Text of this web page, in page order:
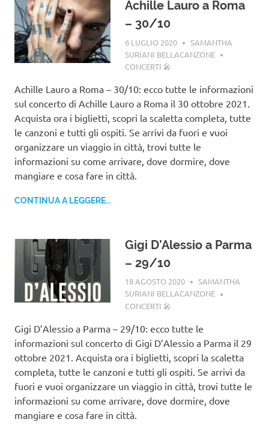
Achille Lauro a Roma
– 30/10
6 LUGLIO 2020
SAMANTHA
SURIANI BELLACANZONE
CONCERTI 🎤
Achille Lauro a Roma – 30/10: ecco tutte le informazioni
sul concerto di Achille Lauro a Roma il 30 ottobre 2021.
Acquista ora i biglietti, scopri la scaletta completa, tutte
le canzoni e tutti gli ospiti. Se arrivi da fuori e vuoi
organizzare un viaggio in città, trovi tutte le
informazioni su come arrivare, dove dormire, dove
mangiare e cosa fare in città.
CONTINUA A LEGGERE...
Gigi D’Alessio a Parma
– 29/10
18 AGOSTO 2020
SAMANTHA
SURIANI BELLACANZONE
CONCERTI 🎤
Gigi D’Alessio a Parma – 29/10: ecco tutte le
informazioni sul concerto di Gigi D’Alessio a Parma il 29
ottobre 2021. Acquista ora i biglietti, scopri la scaletta
completa, tutte le canzoni e tutti gli ospiti. Se arrivi da
fuori e vuoi organizzare un viaggio in città, trovi tutte le
informazioni su come arrivare, dove dormire, dove
mangiare e cosa fare in città.